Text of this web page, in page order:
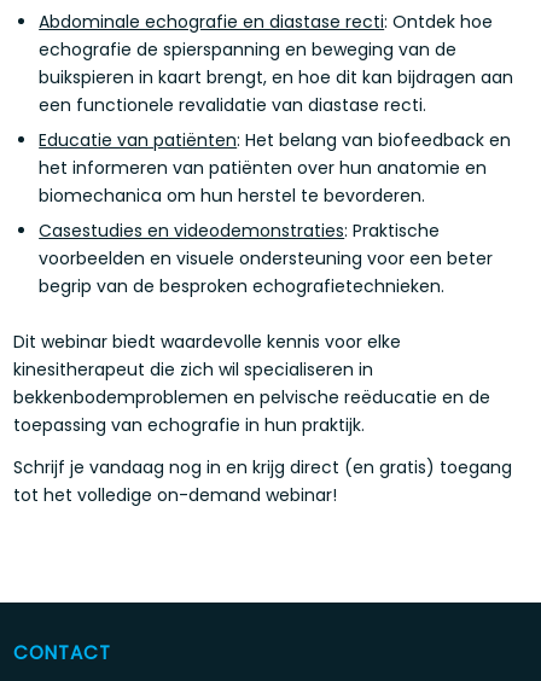
Abdominale echografie en diastase recti: Ontdek hoe
echografie de spierspanning en beweging van de
buikspieren in kaart brengt, en hoe dit kan bijdragen aan
een functionele revalidatie van diastase recti.
Educatie van patiënten: Het belang van biofeedback en
het informeren van patiënten over hun anatomie en
biomechanica om hun herstel te bevorderen.
Casestudies en videodemonstraties: Praktische
voorbeelden en visuele ondersteuning voor een beter
begrip van de besproken echografietechnieken.
Dit webinar biedt waardevolle kennis voor elke
kinesitherapeut die zich wil specialiseren in
bekkenbodemproblemen en pelvische reëducatie en de
toepassing van echografie in hun praktijk.
Schrijf je vandaag nog in en krijg direct (en gratis) toegang
tot het volledige on-demand webinar!
CONTACT